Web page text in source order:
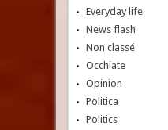
Everyday life
News flash
Non classé
Occhiate
Opinion
Politica
Politics